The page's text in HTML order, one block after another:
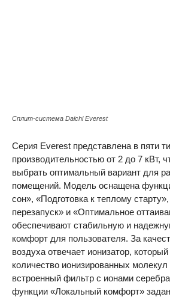
Сплит-система Daichi Everest
Серия Everest представлена в пяти
производительностью от 2 до 7 кВт,
выбрать оптимальный вариант для
помещений. Модель оснащена
сон», «Подготовка к теплому
перезапуск» и «Оптимальное
обеспечивают стабильную и
комфорт для пользователя. За
воздуха отвечает ионизатор,
количество ионизированных
встроенный фильтр с ионами
функции «Локальный комфорт»